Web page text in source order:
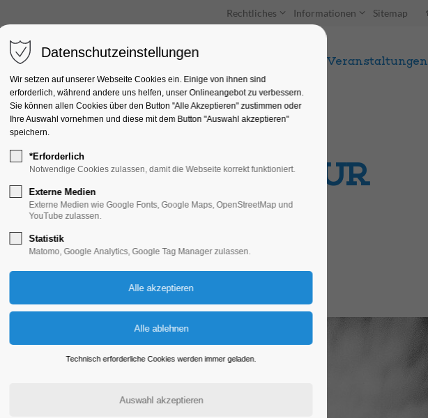
Rechtliches Informationen Sitemap
Unterkünfte Entdecken & Erleben Veranstaltungen
Volkmar Herre: NATUR
Ausstellung, Kunst
06.07.2025, 12:00–18:00
Datenschutzeinstellungen
Wir setzen auf unserer Webseite Cookies ein. Einige von ihnen sind
erforderlich, während andere uns helfen, unser Onlineangebot zu verbessern.
Sie können allen Cookies über den Button "Alle Akzeptieren" zustimmen oder
Ihre Auswahl vornehmen und diese mit dem Button "Auswahl akzeptieren"
speichern.
*Erforderlich
Notwendige Cookies zulassen, damit die Webseite korrekt funktioniert.
Externe Medien
Externe Medien wie Google Fonts, Google Maps, OpenStreetMap und
YouTube zulassen.
Statistik
Matomo, Google Analytics, Google Tag Manager zulassen.
Technisch erforderliche Cookies werden immer geladen.